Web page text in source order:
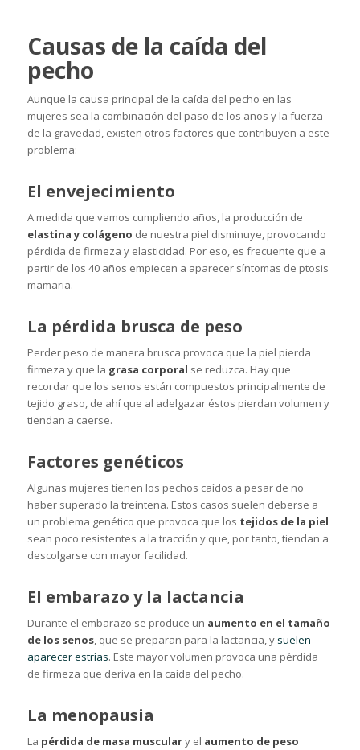
Causas de la caída del
pecho
Aunque la causa principal de la caída del pecho en las
mujeres sea la combinación del paso de los años y la fuerza
de la gravedad, existen otros factores que contribuyen a este
problema:
El envejecimiento
A medida que vamos cumpliendo años, la producción de
elastina y colágeno de nuestra piel disminuye, provocando
pérdida de firmeza y elasticidad. Por eso, es frecuente que a
partir de los 40 años empiecen a aparecer síntomas de ptosis
mamaria.
La pérdida brusca de peso
Perder peso de manera brusca provoca que la piel pierda
firmeza y que la grasa corporal se reduzca. Hay que
recordar que los senos están compuestos principalmente de
tejido graso, de ahí que al adelgazar éstos pierdan volumen y
tiendan a caerse.
Factores genéticos
Algunas mujeres tienen los pechos caídos a pesar de no
haber superado la treintena. Estos casos suelen deberse a
un problema genético que provoca que los tejidos de la piel
sean poco resistentes a la tracción y que, por tanto, tiendan a
descolgarse con mayor facilidad.
El embarazo y la lactancia
Durante el embarazo se produce un aumento en el tamaño
de los senos, que se preparan para la lactancia, y suelen
aparecer estrías. Este mayor volumen provoca una pérdida
de firmeza que deriva en la caída del pecho.
La menopausia
La pérdida de masa musculary el aumento de peso